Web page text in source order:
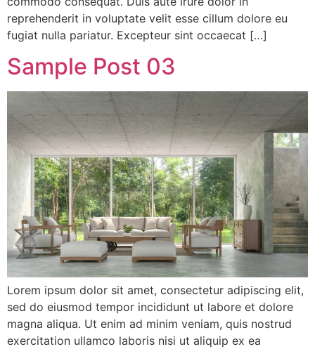
reprehenderit in voluptate velit esse cillum dolore eu
fugiat nulla pariatur. Excepteur sint occaecat […]
Sample Post 03
Lorem ipsum dolor sit amet, consectetur adipiscing elit,
sed do eiusmod tempor incididunt ut labore et dolore
magna aliqua. Ut enim ad minim veniam, quis nostrud
exercitation ullamco laboris nisi ut aliquip ex ea